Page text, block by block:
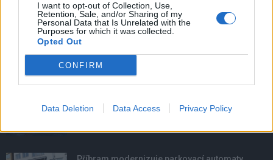
I want to opt-out of Collection, Use,
Retention, Sale, and/or Sharing of my
Personal Data that Is Unrelated with the
Purposes for which it was collected.
Opted Out
CONFIRM
Data Deletion Data Access Privacy Policy
NOVINKY
Obděnice vzpomínaly na filmovou legendu
6. 8. 2026
podmínky. Horší voda je jen...